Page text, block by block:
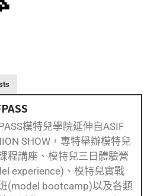
模特兒學院延伸自ASIF
SHOW，專特舉辦模特兒
程講座、模特兒三日體驗營
experience)、模特兒實戰
(model bootcamp)以及各類